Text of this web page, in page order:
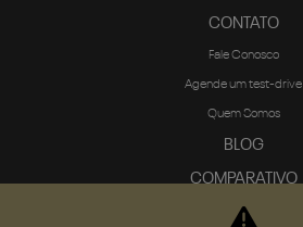
CONTATO
Fale Conosco
Agende um test-drive
Quem Somos
BLOG
COMPARATIVO